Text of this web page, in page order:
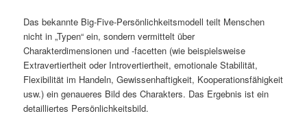
Das bekannte Big-Five-Persönlichkeitsmodell teilt Menschen
nicht in „Typen“ ein, sondern vermittelt über
Charakterdimensionen und -facetten (wie beispielsweise
Extravertiertheit oder Introvertiertheit, emotionale Stabilität,
Flexibilität im Handeln, Gewissenhaftigkeit, Kooperationsfähigkeit
usw.) ein genaueres Bild des Charakters. Das Ergebnis ist ein
detailliertes Persönlichkeitsbild.